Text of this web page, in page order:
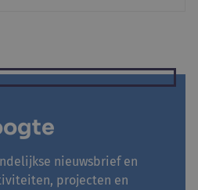
nieuwsbrief en
projecten en